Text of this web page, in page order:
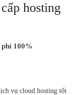
hosting
100%
vụ cloud hosting tốt